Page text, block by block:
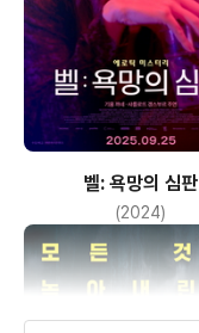
벨: 욕망의 심판
(2024)